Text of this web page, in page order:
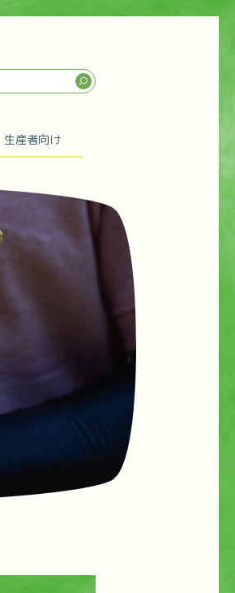
生産者向け